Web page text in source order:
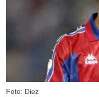
Foto: Diez